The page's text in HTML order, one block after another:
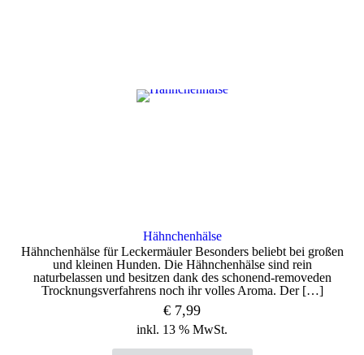
Hähnchenhälse
Hähnchenhälse für Leckermäuler Besonders beliebt bei großen
und kleinen Hunden. Die Hähnchenhälse sind rein
naturbelassen und besitzen dank des schonend-removeden
Trocknungsverfahrens noch ihr volles Aroma. Der[…]
€ 7,99
inkl. 13 % MwSt.